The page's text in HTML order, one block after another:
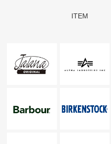
ITEM